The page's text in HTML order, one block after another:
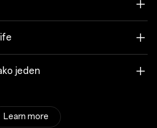
jeden
Learn more